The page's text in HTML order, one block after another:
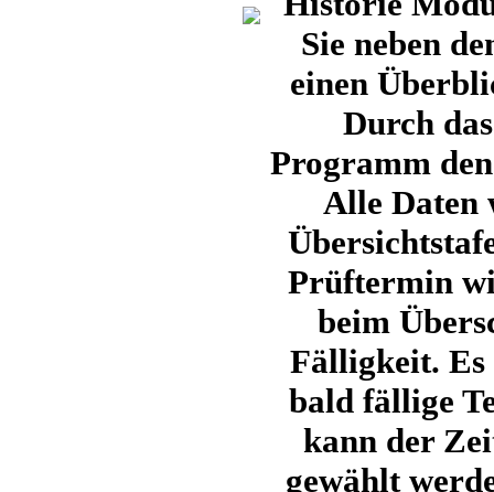
Sie neben
einen
Durch
Programm
Alle Daten
Prüftermin
beim
Fälligkeit. Es
bald fällige
kann der
gewählt